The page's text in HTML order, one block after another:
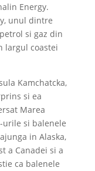
Energy.
unul dintre
si gaz din
largul coastei
Kamchatcka,
si ea
Marea
urile si balenele
in Alaska,
a Canadei si a
ca balenele